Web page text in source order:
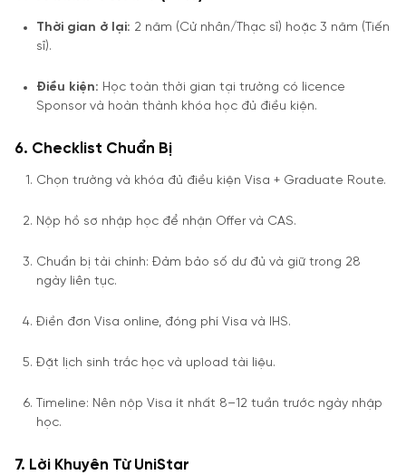
Thời gian ở lại: 2 năm (Cử nhân/Thạc sĩ) hoặc 3 năm (Tiến
sĩ).
Điều kiện: Học toàn thời gian tại trường có licence
Sponsor và hoàn thành khóa học đủ điều kiện.
6. Checklist Chuẩn Bị
Chọn trường và khóa đủ điều kiện Visa + Graduate Route.
Nộp hồ sơ nhập học để nhận Offer và CAS.
Chuẩn bị tài chính: Đảm bảo số dư đủ và giữ trong 28
ngày liên tục.
Điền đơn Visa online, đóng phí Visa và IHS.
Đặt lịch sinh trắc học và upload tài liệu.
Timeline: Nên nộp Visa ít nhất 8–12 tuần trước ngày nhập
học.
7. Lời Khuyên Từ UniStar